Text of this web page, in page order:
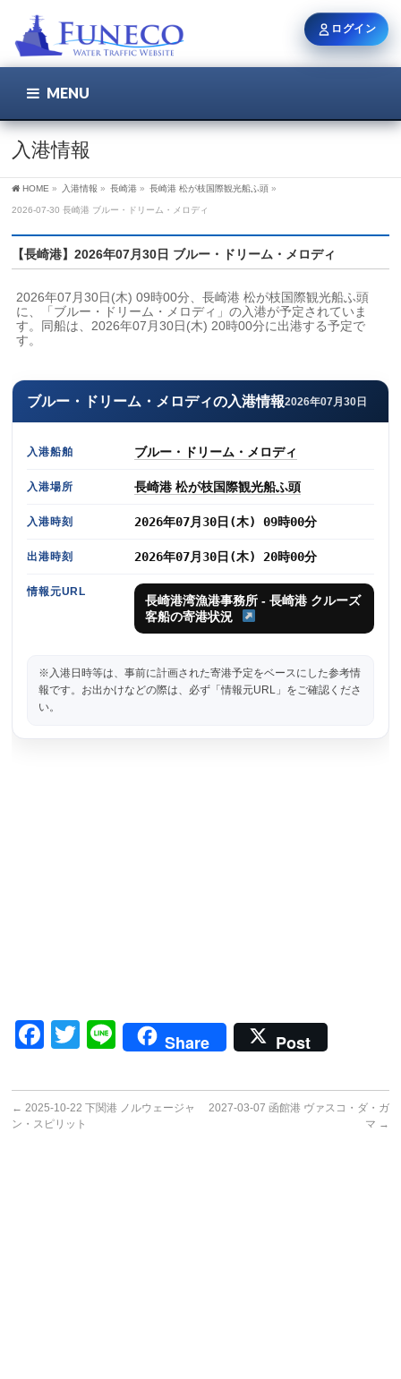
MENU
入港情報
HOME » 入港情報 » 長崎港 » 長崎港 松が枝国際観光船ふ頭 »
2026-07-30 長崎港 ブルー・ドリーム・メロディ
【長崎港】2026年07月30日 ブルー・ドリーム・メロディ
2026年07月30日(木) 09時00分、長崎港 松が枝国際観光船ふ頭
に、「ブルー・ドリーム・メロディ」の入港が予定されていま
す。同船は、2026年07月30日(木) 20時00分に出港する予定で
す。
ブルー・ドリーム・メロディの入港情報2026年07月30日
入港船舶 ブルー・ドリーム・メロディ
入港場所 長崎港 松が枝国際観光船ふ頭
入港時刻 2026年07月30日(木) 09時00分
出港時刻 2026年07月30日(木) 20時00分
情報元URL
長崎港湾漁港事務所 - 長崎港 クルーズ
客船の寄港状況
※入港日時等は、事前に計画された寄港予定をベースにした参考情
報です。お出かけなどの際は、必ず「情報元URL」をご確認くださ
い。
Facebook
Twitter
LineShare Post
← 2025-10-22 下関港 ノルウェージャ
ン・スピリット
2027-03-07 函館港 ヴァスコ・ダ・ガ
マ →
ログイン
ユーザー名 / メール